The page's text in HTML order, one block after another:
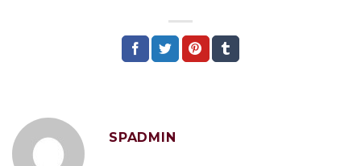
SPADMIN